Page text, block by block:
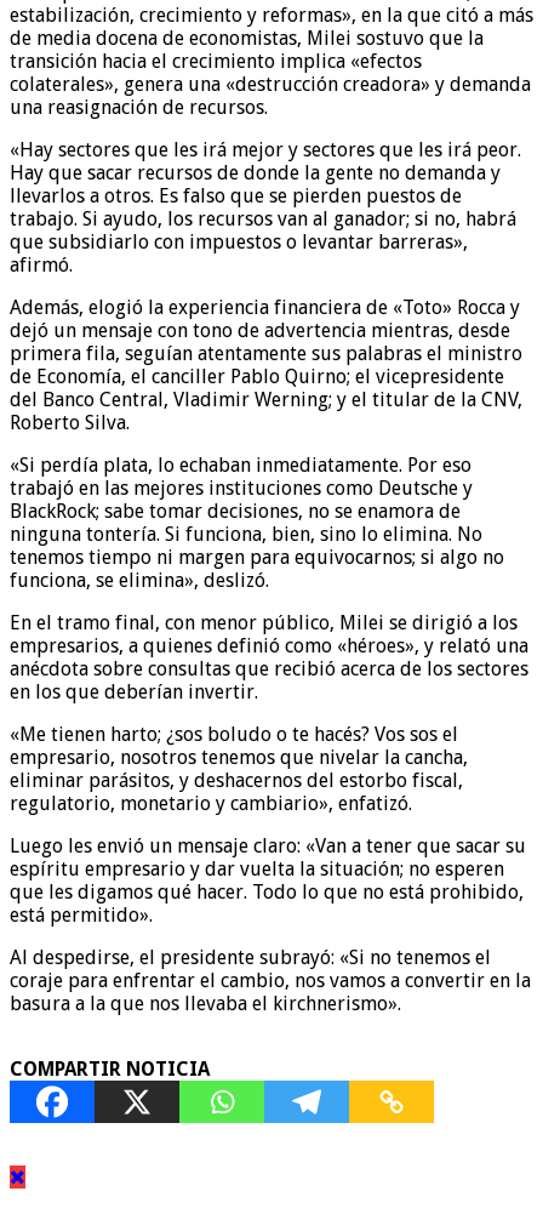
estabilización, crecimiento y reformas», en la que citó a más
de media docena de economistas, Milei sostuvo que la
transición hacia el crecimiento implica «efectos
colaterales», genera una «destrucción creadora» y demanda
una reasignación de recursos.
«Hay sectores que les irá mejor y sectores que les irá peor.
Hay que sacar recursos de donde la gente no demanda y
llevarlos a otros. Es falso que se pierden puestos de
trabajo. Si ayudo, los recursos van al ganador; si no, habrá
que subsidiarlo con impuestos o levantar barreras»,
afirmó.
Además, elogió la experiencia financiera de «Toto» Rocca y
dejó un mensaje con tono de advertencia mientras, desde
primera fila, seguían atentamente sus palabras el ministro
de Economía, el canciller Pablo Quirno; el vicepresidente
del Banco Central, Vladimir Werning; y el titular de la CNV,
Roberto Silva.
«Si perdía plata, lo echaban inmediatamente. Por eso
trabajó en las mejores instituciones como Deutsche y
BlackRock; sabe tomar decisiones, no se enamora de
ninguna tontería. Si funciona, bien, sino lo elimina. No
tenemos tiempo ni margen para equivocarnos; si algo no
funciona, se elimina», deslizó.
En el tramo final, con menor público, Milei se dirigió a los
empresarios, a quienes definió como «héroes», y relató una
anécdota sobre consultas que recibió acerca de los sectores
en los que deberían invertir.
«Me tienen harto; ¿sos boludo o te hacés? Vos sos el
empresario, nosotros tenemos que nivelar la cancha,
eliminar parásitos, y deshacernos del estorbo fiscal,
regulatorio, monetario y cambiario», enfatizó.
Luego les envió un mensaje claro: «Van a tener que sacar su
espíritu empresario y dar vuelta la situación; no esperen
que les digamos qué hacer. Todo lo que no está prohibido,
está permitido».
Al despedirse, el presidente subrayó: «Si no tenemos el
coraje para enfrentar el cambio, nos vamos a convertir en la
basura a la que nos llevaba el kirchnerismo».
COMPARTIR NOTICIA